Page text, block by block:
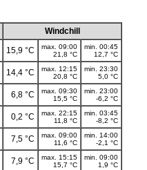
Windchill
15,9 °C
max. 09:00
21,8 °C
min. 00:45
12,7 °C
14,4 °C
max. 12:15
20,8 °C
min. 23:30
5,0 °C
6,8 °C
max. 09:30
15,5 °C
min. 23:00
-6,2 °C
0,2 °C
max. 22:15
11,8 °C
min. 03:45
-8,2 °C
7,5 °C
max. 09:00
11,6 °C
min. 14:00
-2,1 °C
7,9 °C
max. 15:15
15,7 °C
min. 09:00
1,9 °C